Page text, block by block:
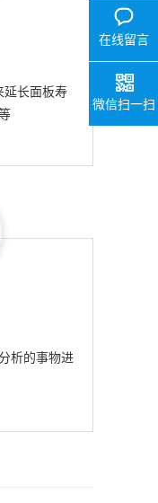
长面板寿
析的事物进
在线留言
微信扫一扫